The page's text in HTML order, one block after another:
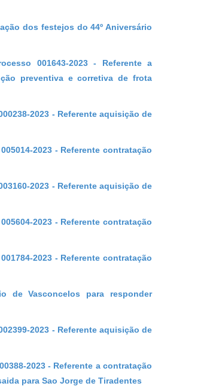
dos festejos do 44º Aniversário
001643-2023 - Referente a
preventiva e corretiva de frota
2023 - Referente aquisição de
2023 - Referente contratação
2023 - Referente aquisição de
2023 - Referente contratação
2023 - Referente contratação
de Vasconcelos para responder
2023 - Referente aquisição de
2023 - Referente a contratação
para Sao Jorge de Tiradentes